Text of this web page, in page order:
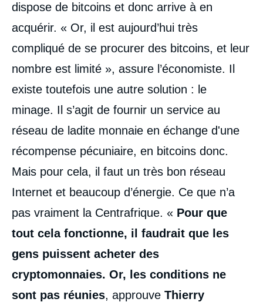
dispose de bitcoins et donc arrive à en
acquérir. « Or, il est aujourd’hui très
compliqué de se procurer des bitcoins, et leur
nombre est limité », assure l’économiste. Il
existe toutefois une autre solution : le
minage. Il s’agit de fournir un service au
réseau de ladite monnaie en échange d'une
récompense pécuniaire, en bitcoins donc.
Mais pour cela, il faut un très bon réseau
Internet et beaucoup d’énergie. Ce que n’a
pas vraiment la Centrafrique. « Pour que
tout cela fonctionne, il faudrait que les
gens puissent acheter des
cryptomonnaies. Or, les conditions ne
sont pas réunies, approuve Thierry